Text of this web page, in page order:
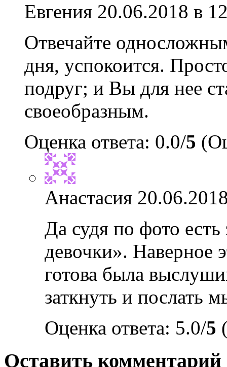
Евгения 20.06.2018 в
Отвечайте
дня, успокоится.
подруг; и Вы для нее
своеобразным.
Оценка ответа: 0.0/5
Анастасия
Да судя по фото
девочки». Наверное
готова была
заткнуть и послать
Оценка ответа: 5.0/5
Оставить комментарий